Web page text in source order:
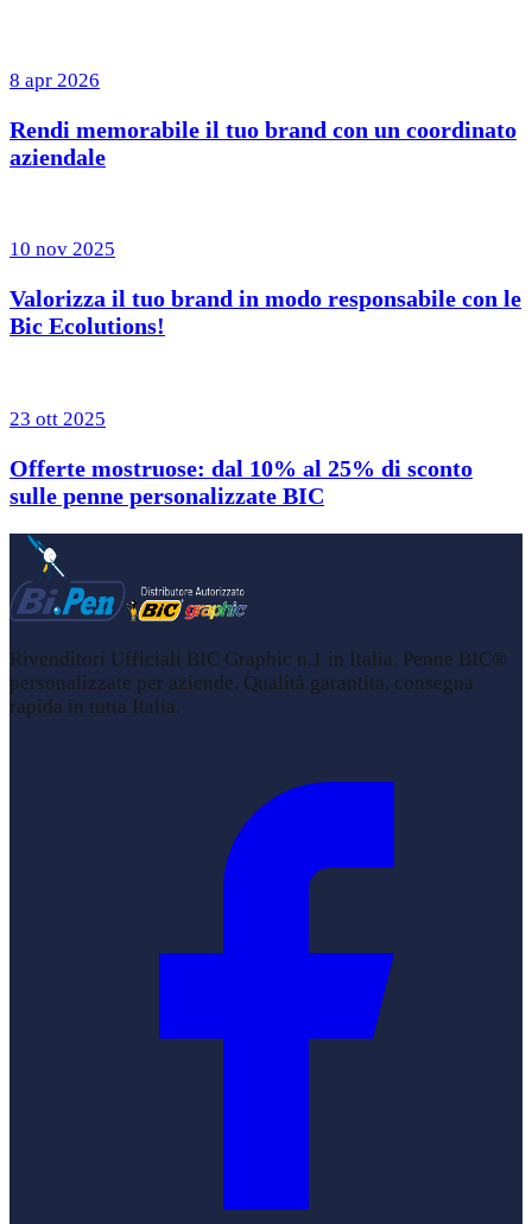
8 apr 2026
Rendi memorabile il tuo brand con un coordinato
aziendale
10 nov 2025
Valorizza il tuo brand in modo responsabile con le
Bic Ecolutions!
23 ott 2025
Offerte mostruose: dal 10% al 25% di sconto
sulle penne personalizzate BIC
Rivenditori Ufficiali BIC Graphic n.1 in Italia. Penne BIC®
personalizzate per aziende. Qualità garantita, consegna
rapida in tutta Italia.